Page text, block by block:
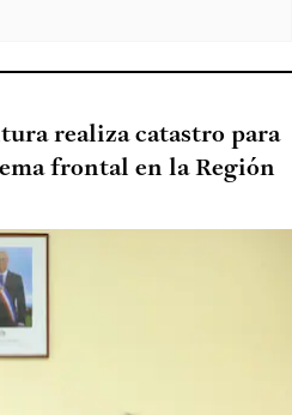
realiza catastro para
frontal en la Región